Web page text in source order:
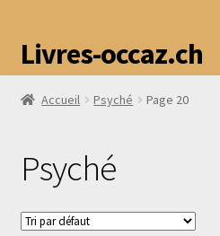
Livres-occaz.ch
Accueil
Boutique
Accueil Psyché Page 20
Psyché